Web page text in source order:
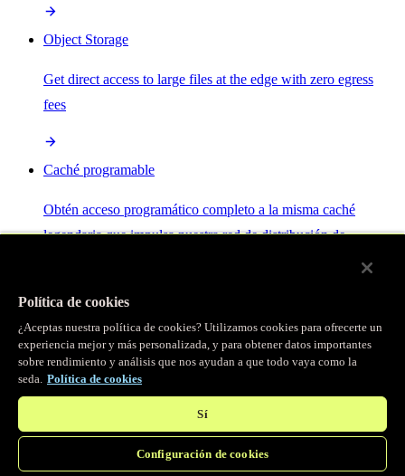
Object Storage
Get direct access to large files at the edge with zero egress
fees
Caché programable
Obtén acceso programático completo a la misma caché
legendaria que impulsa nuestra red de distribución de
Servidor MCP
Control por IA para tus servicios Fastly.
Política de cookies
¿Aceptas nuestra política de cookies? Utilizamos cookies para ofrecerte un
experiencia mejor y más personalizada, y para obtener datos importantes
sobre rendimiento y análisis que nos ayudan a que todo vaya como la
seda. Política de cookies
Sí
Configuración de cookies